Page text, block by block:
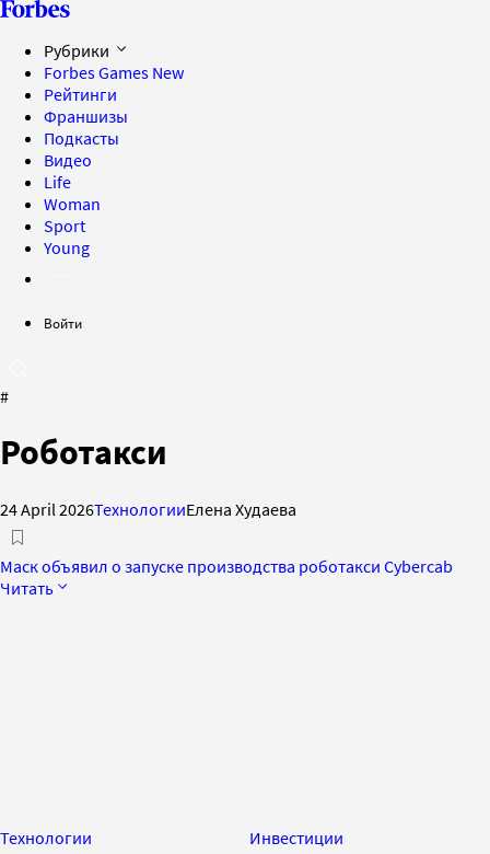
Рубрики
Forbes Games New
Рейтинги
Франшизы
Подкасты
Видео
Life
Woman
Sport
Young
Войти
#
Роботакси
24 April 2026ТехнологииЕлена Худаева
Маск объявил о запуске производства роботакси Cybercab
Читать
Технологии Инвестиции